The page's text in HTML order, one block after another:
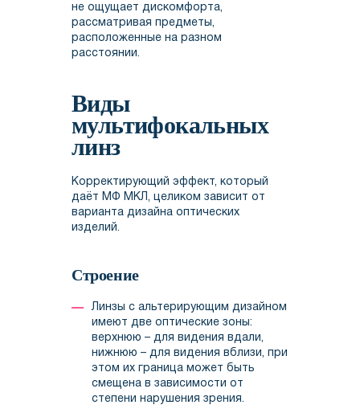
не ощущает дискомфорта,
рассматривая предметы,
расположенные на разном
расстоянии.
Виды
мультифокальных
линз
Корректирующий эффект, который
даёт МФ МКЛ, целиком зависит от
варианта дизайна оптических
изделий.
Строение
Линзы с альтерирующим дизайном
имеют две оптические зоны:
верхнюю – для видения вдали,
нижнюю – для видения вблизи, при
этом их граница может быть
смещена в зависимости от
степени нарушения зрения.